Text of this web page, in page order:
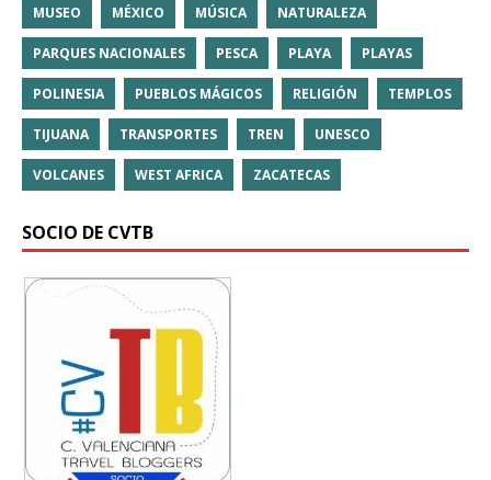
MUSEO MÉXICO MÚSICA NATURALEZA
PARQUES NACIONALES PESCA PLAYA PLAYAS
POLINESIA PUEBLOS MÁGICOS RELIGIÓN TEMPLOS
TIJUANA TRANSPORTES TREN UNESCO
VOLCANES WEST AFRICA ZACATECAS
SOCIO DE CVTB